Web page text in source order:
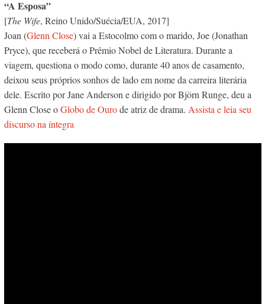
“A Esposa”
[The Wife, Reino Unido/Suécia/EUA, 2017]
Joan (Glenn Close) vai a Estocolmo com o marido, Joe (Jonathan
Pryce), que receberá o Prêmio Nobel de Literatura. Durante a
viagem, questiona o modo como, durante 40 anos de casamento,
deixou seus próprios sonhos de lado em nome da carreira literária
dele. Escrito por Jane Anderson e dirigido por Björn Runge, deu a
Glenn Close oGlobo de Ourode atriz de drama. Assista e leia seu
discurso na íntegra